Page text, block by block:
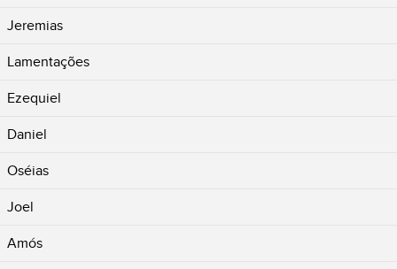
Jeremias
Lamentações
Ezequiel
Daniel
Oséias
Joel
Amós